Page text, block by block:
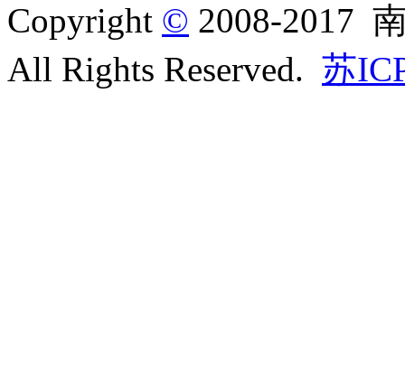
Copyright © 2008-2017
All Rights Reserved. 苏